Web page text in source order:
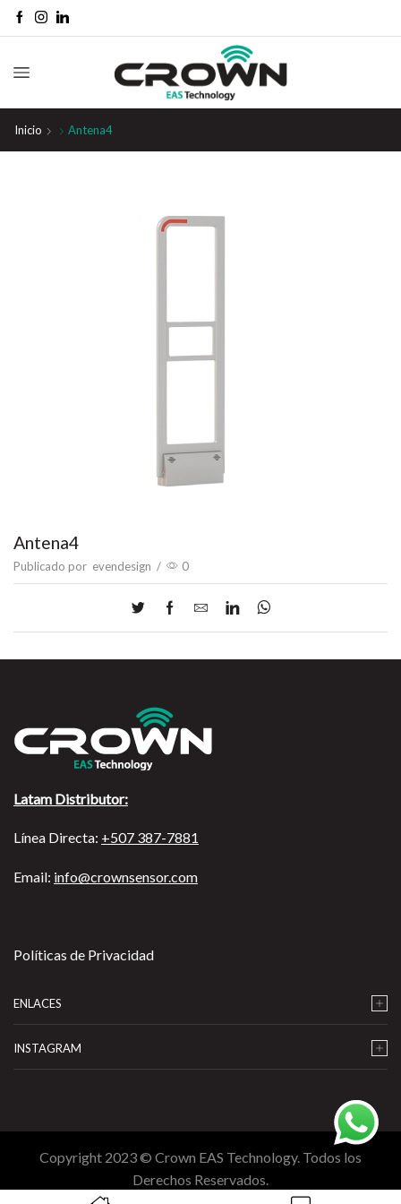
Inicio Antena4
Antena4
Publicado por evendesign / 0
Latam Distributor:
Línea Directa: +507 387-7881
Email: info@crownsensor.com
Políticas de Privacidad
ENLACES
INSTAGRAM
Copyright 2023 © Crown EAS Technology. Todos los
Derechos Reservados.